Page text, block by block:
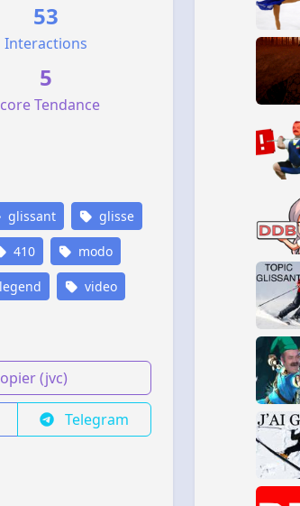
53
Interactions
5
Tendance
glissant glisse
410 modo
legend video
(jvc)
Telegram